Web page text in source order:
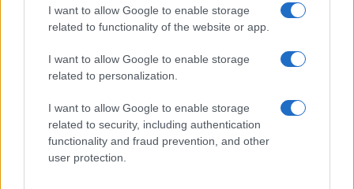
I want to allow Google to enable storage
related to functionality of the website or app.
I want to allow Google to enable storage
related to personalization.
I want to allow Google to enable storage
related to security, including authentication
functionality and fraud prevention, and other
user protection.
NECROLOGIE